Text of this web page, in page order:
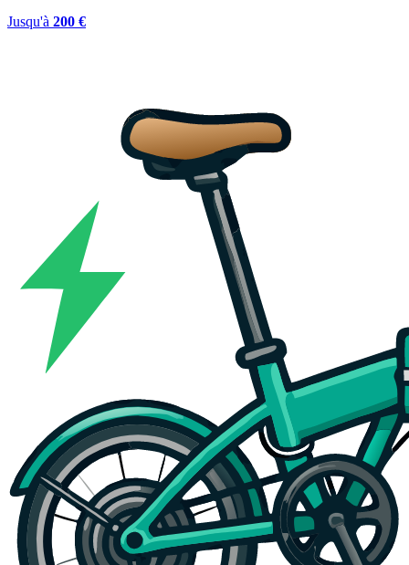
Jusqu'à 200 €